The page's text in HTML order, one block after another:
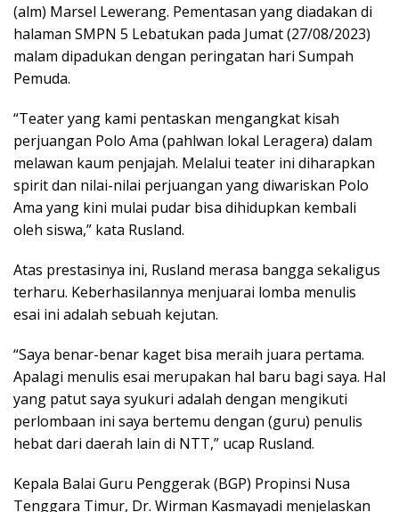
(alm) Marsel Lewerang. Pementasan yang diadakan di
halaman SMPN 5 Lebatukan pada Jumat (27/08/2023)
malam dipadukan dengan peringatan hari Sumpah
Pemuda.
“Teater yang kami pentaskan mengangkat kisah
perjuangan Polo Ama (pahlwan lokal Leragera) dalam
melawan kaum penjajah. Melalui teater ini diharapkan
spirit dan nilai-nilai perjuangan yang diwariskan Polo
Ama yang kini mulai pudar bisa dihidupkan kembali
oleh siswa,” kata Rusland.
Atas prestasinya ini, Rusland merasa bangga sekaligus
terharu. Keberhasilannya menjuarai lomba menulis
esai ini adalah sebuah kejutan.
“Saya benar-benar kaget bisa meraih juara pertama.
Apalagi menulis esai merupakan hal baru bagi saya. Hal
yang patut saya syukuri adalah dengan mengikuti
perlombaan ini saya bertemu dengan (guru) penulis
hebat dari daerah lain di NTT,” ucap Rusland.
Kepala Balai Guru Penggerak (BGP) Propinsi Nusa
Tenggara Timur, Dr. Wirman Kasmayadi menjelaskan